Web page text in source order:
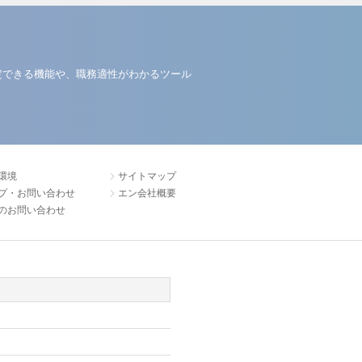
きる機能や、職務適性がわかるツール
境
・お問い合わせ
お問い合わせ
サイトマップ
エン会社概要